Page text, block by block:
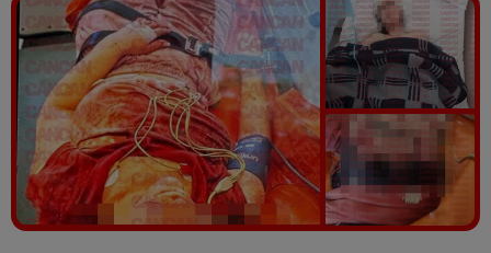
Vezi galeria foto